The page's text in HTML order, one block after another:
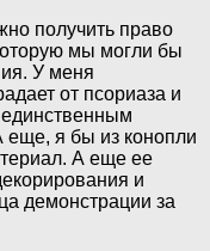
получить право
мы могли бы
У меня
от псориаза и
единственным
еще, я бы из конопли
А еще ее
и
демонстрации за